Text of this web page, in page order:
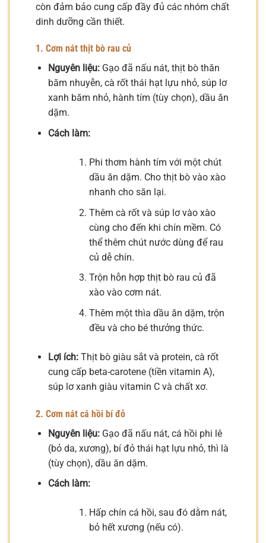
còn đảm bảo cung cấp đầy đủ các nhóm chất
dinh dưỡng cần thiết.
1. Cơm nát thịt bò rau củ
Nguyên liệu:Gạo đã nấu nát, thịt bò thăn
băm nhuyễn, cà rốt thái hạt lựu nhỏ, súp lơ
xanh băm nhỏ, hành tím (tùy chọn), dầu ăn
dặm.
Cách làm:
Phi thơm hành tím với một chút
dầu ăn dặm. Cho thịt bò vào xào
nhanh cho săn lại.
Thêm cà rốt và súp lơ vào xào
cùng cho đến khi chín mềm. Có
thể thêm chút nước dùng để rau
củ dễ chín.
Trộn hỗn hợp thịt bò rau củ đã
xào vào cơm nát.
Thêm một thìa dầu ăn dặm, trộn
đều và cho bé thưởng thức.
Lợi ích:Thịt bò giàu sắt và protein, cà rốt
cung cấp beta-carotene (tiền vitamin A),
súp lơ xanh giàu vitamin C và chất xơ.
2. Cơm nát cá hồi bí đỏ
Nguyên liệu:Gạo đã nấu nát, cá hồi phi lê
(bỏ da, xương), bí đỏ thái hạt lựu nhỏ, thì là
(tùy chọn), dầu ăn dặm.
Cách làm:
Hấp chín cá hồi, sau đó dằm nát,
bỏ hết xương (nếu có).